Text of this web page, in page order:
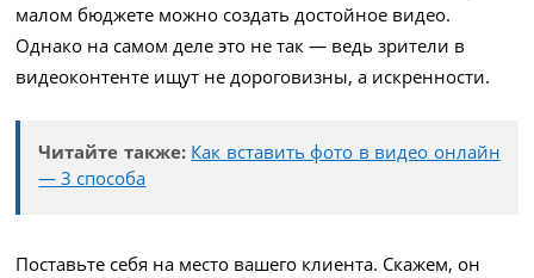
малом бюджете можно создать достойное видео.
Однако на самом деле это не так — ведь зрители в
видеоконтенте ищут не дороговизны, а искренности.
Читайте также: Как вставить фото в видео онлайн
— 3 способа
Поставьте себя на место вашего клиента. Скажем, он